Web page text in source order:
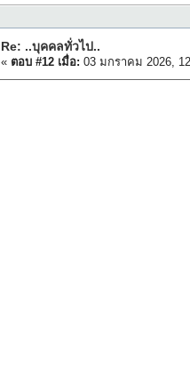
Re: ..บุคคลทั่วไป..
« ตอบ #12 เมื่อ: 03 มกราคม 2026,